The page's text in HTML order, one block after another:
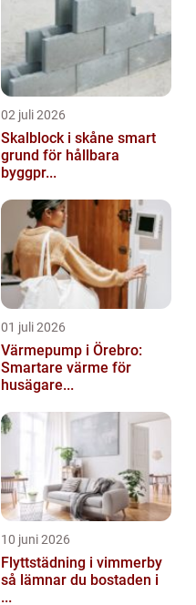
02 juli 2026
Skalblock i skåne smart
grund för hållbara
byggpr...
01 juli 2026
Värmepump i Örebro:
Smartare värme för
husägare...
10 juni 2026
Flyttstädning i vimmerby
så lämnar du bostaden i
...